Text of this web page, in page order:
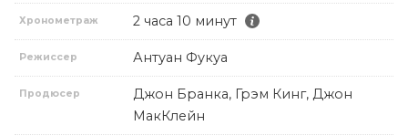
Хронометраж 2 часа 10 минут
Режиссер Антуан Фукуа
Продюсер
Джон Бранка, Грэм Кинг, Джон
МакКлейн